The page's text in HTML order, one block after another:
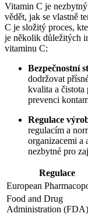
Vitamin C je
vědět, jak se vlastně
C je složitý proces,
je několik důležitých
vitaminu C:
Bezpečnostní
dodržovat
kvalita a
prevenci
Regulace
regulacím a
organizacemi a
nezbytné pro
Regulace
European
Food and Drug
Administration (FDA)